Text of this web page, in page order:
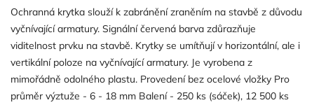
Ochranná krytka slouží k zabránění zraněním na stavbě z důvodu
vyčnívající armatury. Signální červená barva zdůrazňuje
viditelnost prvku na stavbě. Krytky se umítňují v horizontální, ale i
vertikální poloze na vyčnívající armatury. Je vyrobena z
mimořádně odolného plastu. Provedení bez ocelové vložky Pro
průměr výztuže - 6 - 18 mm Balení - 250 ks (sáček), 12 500 ks